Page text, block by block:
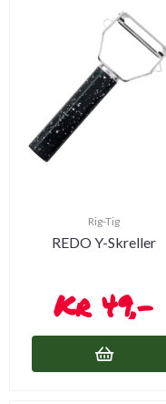
Rig-Tig
REDO Y-Skreller
49,-